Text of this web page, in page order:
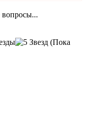
вопросы...
(Пока